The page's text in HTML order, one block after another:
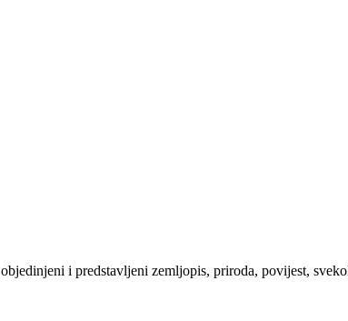
i predstavljeni zemljopis, priroda, povijest,